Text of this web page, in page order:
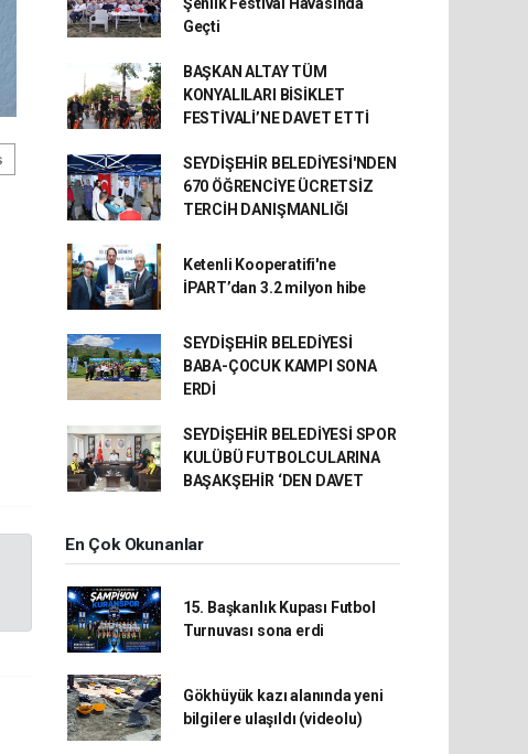
Geçti
BAŞKAN ALTAY TÜM
KONYALILARI BİSİKLET
FESTİVALİ’NE DAVET ETTİ
SEYDİŞEHİR BELEDİYESİ'NDEN
670 ÖĞRENCİYE ÜCRETSİZ
TERCİH DANIŞMANLIĞI
Ketenli Kooperatifi'ne
İPART’dan 3.2 milyon hibe
SEYDİŞEHİR BELEDİYESİ
BABA-ÇOCUK KAMPI SONA
ERDİ
SEYDİŞEHİR BELEDİYESİ SPOR
KULÜBÜ FUTBOLCULARINA
BAŞAKŞEHİR ‘DEN DAVET
En Çok Okunanlar
15. Başkanlık Kupası Futbol
Turnuvası sona erdi
Gökhüyük kazı alanında yeni
bilgilere ulaşıldı (videolu)